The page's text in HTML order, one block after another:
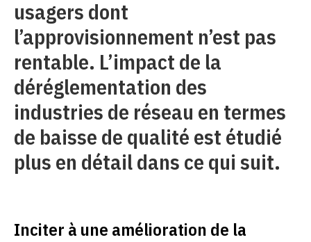
usagers dont
l’approvisionnement n’est pas
rentable. L’impact de la
déréglementation des
industries de réseau en termes
de baisse de qualité est étudié
plus en détail dans ce qui suit.
Inciter à une amélioration de la